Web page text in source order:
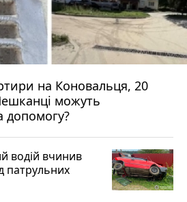
на Коновальця, 20
можуть
допомогу?
водій вчинив
патрульних